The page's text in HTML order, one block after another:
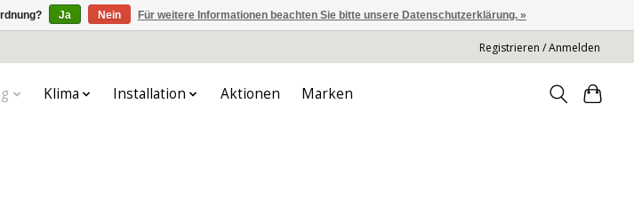
Registrieren / Anmelden
Klima Installation Aktionen Marken
Ja Nein Für weitere Informationen beachten Sie bitte unsere Datenschutzerklärung. »